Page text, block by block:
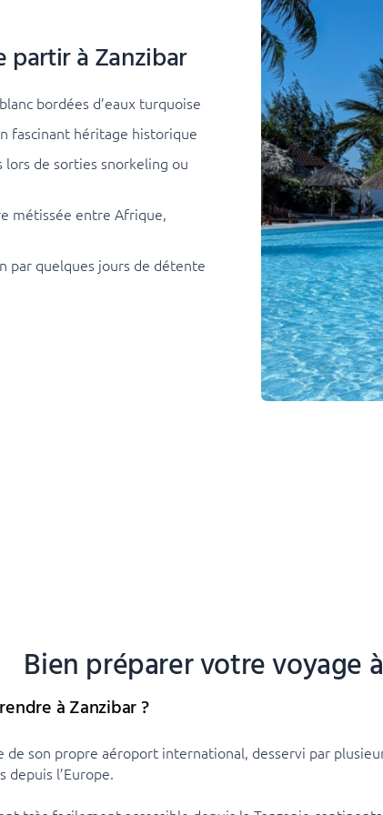
partir à Zanzibar
bordées d’eaux turquoise
fascinant héritage historique
de sorties snorkeling ou
métissée entre Afrique,
par quelques jours de détente
Bien préparer votre voyage
à Zanzibar ?
de son propre aéroport international, desservi par
depuis l’Europe.